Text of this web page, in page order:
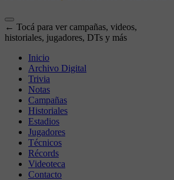
← Tocá para ver campañas, videos,
historiales, jugadores, DTs y más
Inicio
Archivo Digital
Trivia
Notas
Campañas
Historiales
Estadios
Jugadores
Técnicos
Récords
Videoteca
Contacto